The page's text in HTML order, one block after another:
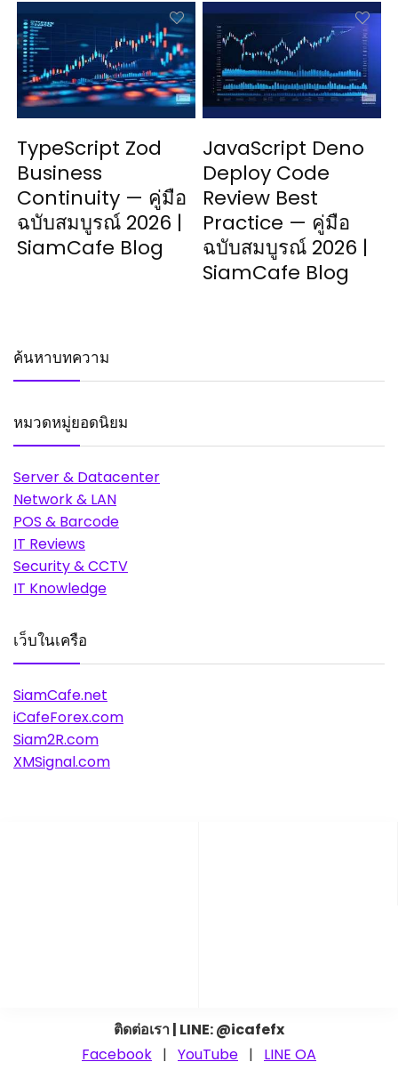
TypeScript Zod
Business
Continuity — คู่มือ
ฉบับสมบูรณ์ 2026 |
SiamCafe Blog
JavaScript Deno
Deploy Code
Review Best
Practice — คู่มือ
ฉบับสมบูรณ์ 2026 |
SiamCafe Blog
ค้นหาบทความ
หมวดหมู่ยอดนิยม
Server & Datacenter
Network & LAN
POS & Barcode
IT Reviews
Security & CCTV
IT Knowledge
เว็บในเครือ
SiamCafe.net
iCafeForex.com
Siam2R.com
XMSignal.com
ติดต่อเรา | LINE: @icafefx
Facebook | YouTube |
LINE OA